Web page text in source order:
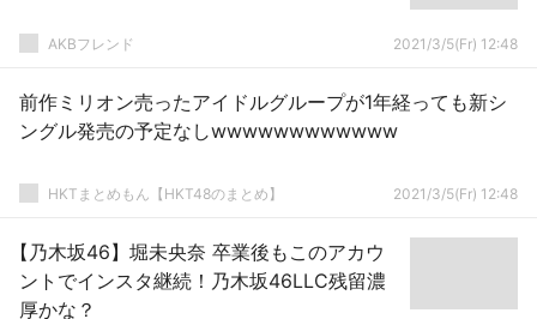
AKBフレンド 2021/3/5(Fr) 12:48
前作ミリオン売ったアイドルグループが1年経っても新シ
ングル発売の予定なしwwwwwwwwwwww
HKTまとめもん【HKT48のまとめ】 2021/3/5(Fr) 12:48
【乃木坂46】堀未央奈 卒業後もこのアカウ
ントでインスタ継続！乃木坂46LLC残留濃
厚かな？